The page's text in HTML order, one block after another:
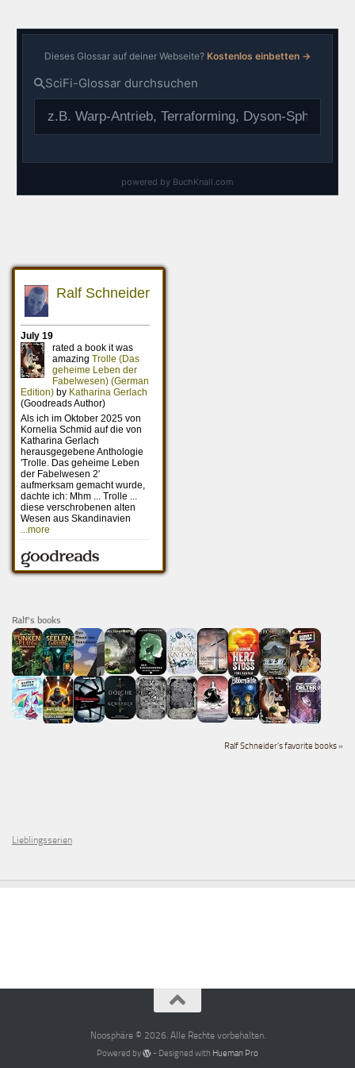
Ralf's books
Ralf Schneider's favorite books »
Lieblingsserien
Noosphäre © 2026. Alle Rechte vorbehalten.
Powered by - Designed with Hueman Pro